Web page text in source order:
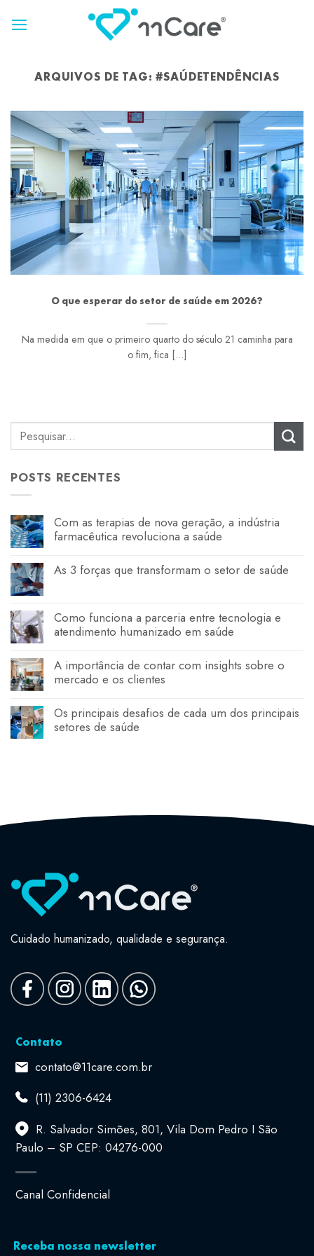
ARQUIVOS DE TAG:#SAÚDETENDÊNCIAS
O que esperar do setor de saúde em 2026?
Na medida em que o primeiro quarto do século 21 caminha para
o fim, fica [...]
POSTS RECENTES
Com as terapias de nova geração, a indústria
farmacêutica revoluciona a saúde
As 3 forças que transformam o setor de saúde
Como funciona a parceria entre tecnologia e
atendimento humanizado em saúde
A importância de contar com insights sobre o
mercado e os clientes
Os principais desafios de cada um dos principais
setores de saúde
Cuidado humanizado, qualidade e segurança.
Contato
contato@11care.com.br
(11) 2306-6424
R. Salvador Simões, 801, Vila Dom Pedro I São
Paulo – SP CEP: 04276-000
Canal Confidencial
Receba nossa newsletter